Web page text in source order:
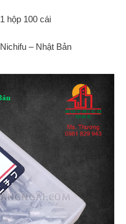
1 hộp 100 cái
Nichifu – Nhật Bản